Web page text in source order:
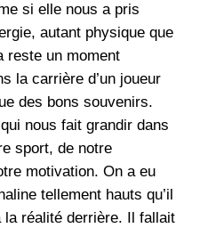
si elle nous a pris
autant physique que
reste un moment
la carrière d’un joueur
des bons souvenirs.
nous fait grandir dans
sport, de notre
motivation. On a eu
tellement hauts qu’il
la réalité derrière. Il fallait